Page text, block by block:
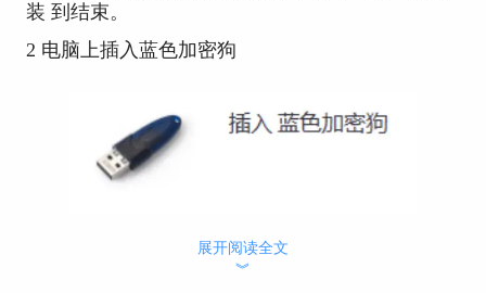
装 到结束。
2 电脑上插入蓝色加密狗
3 将下载的DentalCAD程序包放到D盘或E盘等盘的
展开阅读全文
︾